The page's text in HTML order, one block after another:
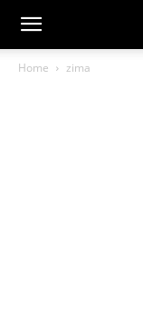
Dragana
Home zima